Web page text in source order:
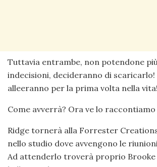
Tuttavia entrambe, non potendone
indecisioni, decideranno di
alleeranno per la prima volta nella vita!
Come avverrà? Ora ve lo
Ridge tornerà alla Forrester
nello studio dove avvengono le
Ad attenderlo troverà proprio Brooke